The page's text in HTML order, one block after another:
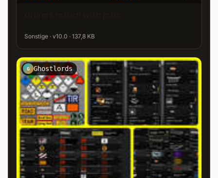
Sonstige · v10.0 · 137,8 KB
G Ghostlords